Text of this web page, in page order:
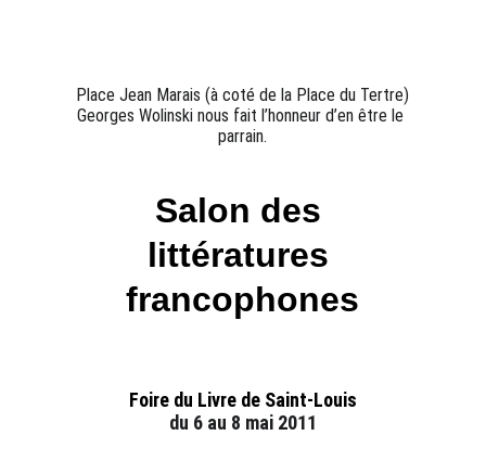
Place Jean Marais (à coté de la Place du Tertre)
Georges Wolinski nous fait l’honneur d’en être le
parrain.
Salon des
littératures
francophones
Foire du Livre de Saint-Louis
du 6 au 8 mai 2011